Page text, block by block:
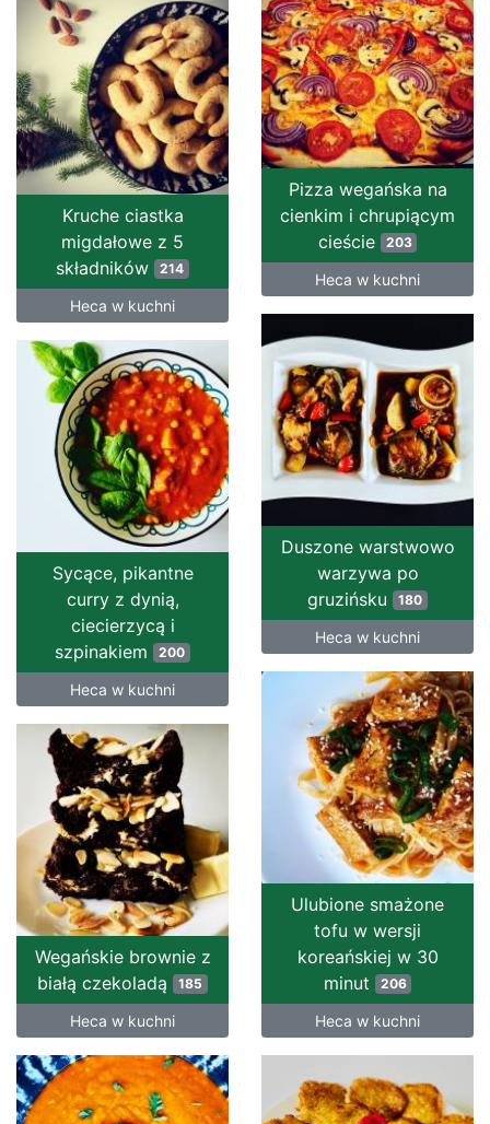
Pizza wegańska na
cienkim i chrupiącym
cieście
203
Heca w kuchni
Kruche ciastka
migdałowe z 5
składników 214
Heca w kuchni
Duszone warstwowo
warzywa po
gruzińsku 180
Heca w kuchni
Sycące, pikantne
curry z dynią,
ciecierzycą i
szpinakiem 200
Heca w kuchni
Ulubione smażone
tofu w wersji
koreańskiej w 30
minut
206
Heca w kuchni
Wegańskie brownie z
białą czekoladą 185
Heca w kuchni